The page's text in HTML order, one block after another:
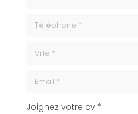
cv
Joignez votre cv *